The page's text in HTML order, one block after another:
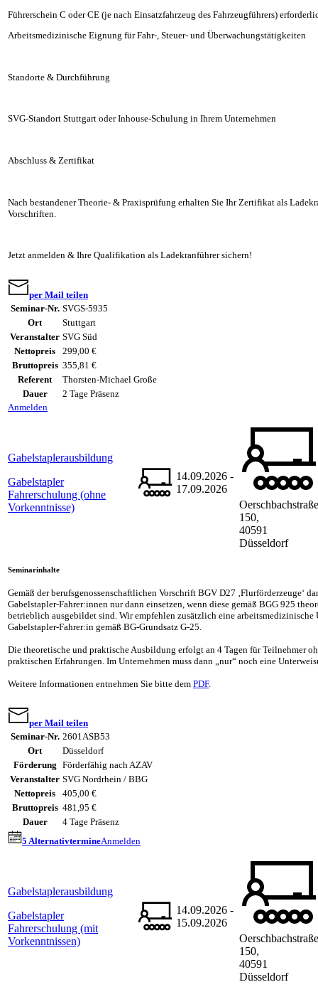
Führerschein C oder CE (je nach Einsatzfahrzeug des Fahrzeugführers)
Arbeitsmedizinische Eignung für Fahr-, Steuer- und Überwachungstätigkeiten
Standorte & Durchführung
SVG-Standort Stuttgart oder Inhouse-Schulung in Ihrem Unternehmen
Abschluss & Zertifikat
Nach bestandener Theorie- & Praxisprüfung erhalten Sie Ihr Zertifikat als
Vorschriften.
Jetzt anmelden & Ihre Qualifikation als Ladekranführer sichern!
per Mail teilen
Seminar-Nr. SVGS-5935
Ort
Stuttgart
Veranstalter SVG Süd
Nettopreis
299,00 €
Bruttopreis 355,81 €
Referent
Thorsten-Michael Große
Dauer
2 Tage Präsenz
Anmelden
Gabelstaplerausbildung
Gabelstapler
Fahrerschulung (ohne
Vorkenntnisse)
14.09.2026 -
17.09.2026
Oerschbachstraße
150,
40591
Düsseldorf
Seminarinhalte
Gemäß der berufsgenossenschaftlichen Vorschrift BGV D27 ‚Flurförderzeuge‘
Gabelstapler-Fahrer:innen nur dann einsetzen, wenn diese gemäß BGG 925
betrieblich ausgebildet sind. Wir empfehlen zusätzlich eine arbeitsmedizinische
Gabelstapler-Fahrer:in gemäß BG-Grundsatz G-25.
Die theoretische und praktische Ausbildung erfolgt an 4 Tagen für Teilnehmer
praktischen Erfahrungen. Im Unternehmen muss dann „nur“ noch eine
Weitere Informationen entnehmen Sie bitte dem PDF.
per Mail teilen
Seminar-Nr. 2601ASB53
Ort
Düsseldorf
Förderung Förderfähig nach AZAV
Veranstalter SVG Nordrhein / BBG
Nettopreis
405,00 €
Bruttopreis 481,95 €
Dauer
4 Tage Präsenz
5 AlternativtermineAnmelden
Gabelstaplerausbildung
Gabelstapler
Fahrerschulung (mit
Vorkenntnissen)
14.09.2026 -
15.09.2026
Oerschbachstraße
150,
40591
Düsseldorf